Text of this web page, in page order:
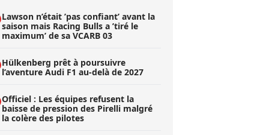
Lawson n’était ’pas confiant’ avant la
saison mais Racing Bulls a ’tiré le
maximum’ de sa VCARB 03
Hülkenberg prêt à poursuivre
l’aventure Audi F1 au-delà de 2027
Officiel : Les équipes refusent la
baisse de pression des Pirelli malgré
la colère des pilotes